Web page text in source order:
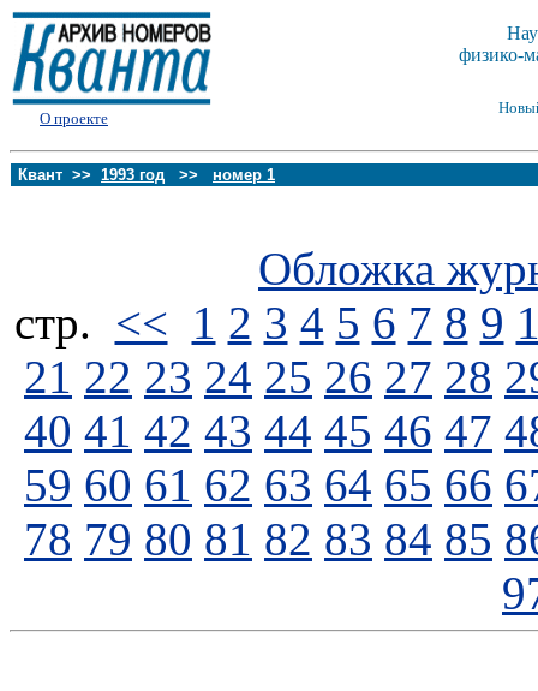
О проекте
физико-
Квант >> 1993 год >> номер 1
Обложка
стp. << 1 2 3 4 5 6 7 8 9
21 22 23 24 25 26 27 28
40 41 42 43 44 45 46 47
59 60 61 62 63 64 65 66
78 79 80 81 82 83 84 85